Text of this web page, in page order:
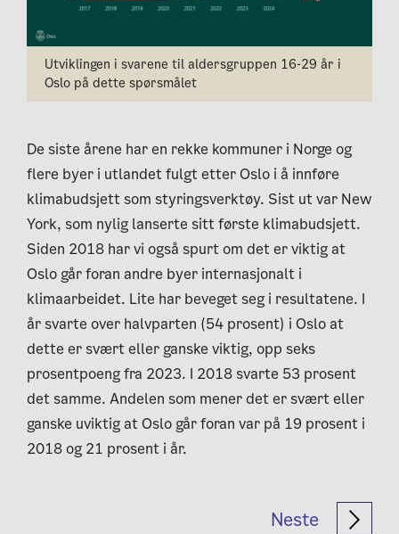
Utviklingen i svarene til aldersgruppen 16-29 år i
Oslo på dette spørsmålet
De siste årene har en rekke kommuner i Norge og
flere byer i utlandet fulgt etter Oslo i å innføre
klimabudsjett som styringsverktøy. Sist ut var New
York, som nylig lanserte sitt første klimabudsjett.
Siden 2018 har vi også spurt om det er viktig at
Oslo går foran andre byer internasjonalt i
klimaarbeidet. Lite har beveget seg i resultatene. I
år svarte over halvparten (54 prosent) i Oslo at
dette er svært eller ganske viktig, opp seks
prosentpoeng fra 2023. I 2018 svarte 53 prosent
det samme. Andelen som mener det er svært eller
ganske uviktig at Oslo går foran var på 19 prosent i
2018 og 21 prosent i år.
Neste